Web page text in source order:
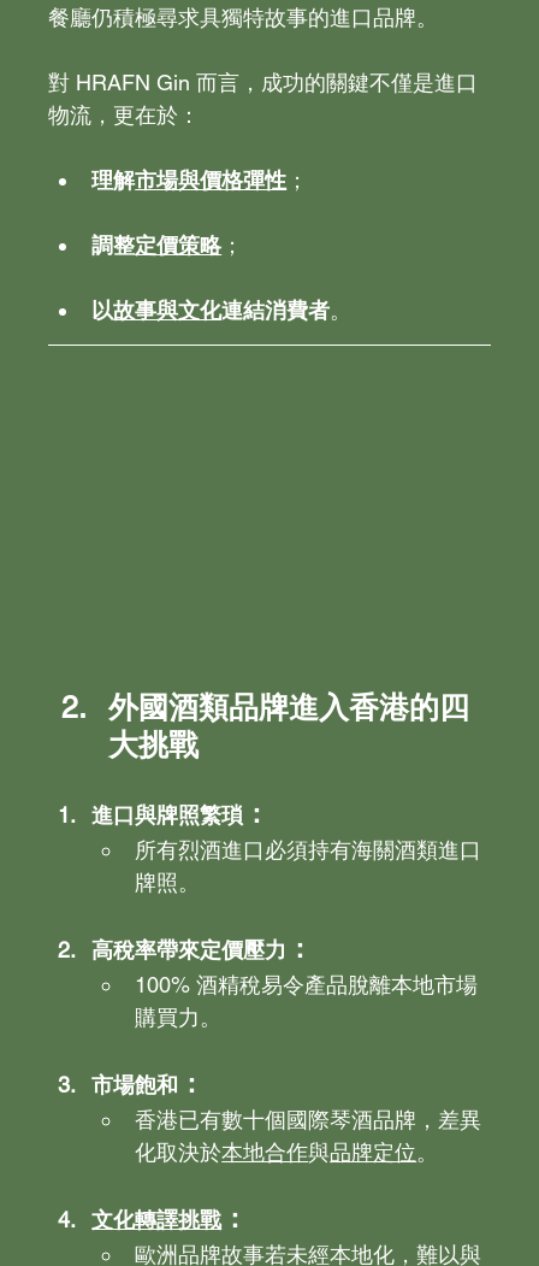
餐廳仍積極尋求具獨特故事的進口品牌。
對 HRAFN Gin 而言，成功的關鍵不僅是進口
物流，更在於：
理解市場與價格彈性 ；
調整定價策略 ；
以故事與文化連結消費者。
外國酒類品牌進入香港的四
大挑戰
進口與牌照繁瑣 ：
所有烈酒進口必須持有海關酒類進口
牌照。
高稅率帶來定價壓力 ：
100% 酒精稅易令產品脫離本地市場
購買力。
市場飽和 ：
香港已有數十個國際琴酒品牌，差異
化取決於本地合作與品牌定位。
文化轉譯挑戰 ：
歐洲品牌故事若未經本地化，難以與